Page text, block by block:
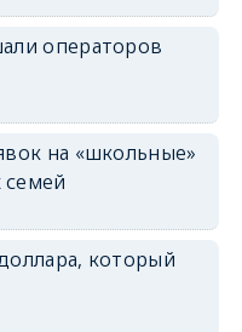
операторов
на «школьные»
который